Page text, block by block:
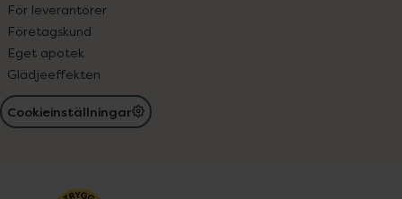
För leverantörer
Företagskund
Eget apotek
Glädjeeffekten
Cookieinställningar